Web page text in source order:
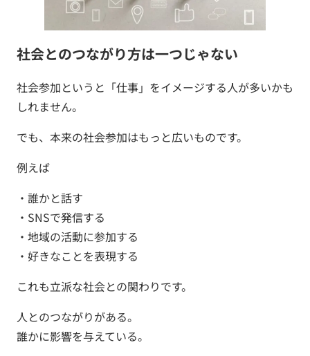
社会とのつながり方は一つじゃない
社会参加というと「仕事」をイメージする人が多いかも
しれません。
でも、本来の社会参加はもっと広いものです。
例えば
・誰かと話す
・SNSで発信する
・地域の活動に参加する
・好きなことを表現する
これも立派な社会との関わりです。
人とのつながりがある。
誰かに影響を与えている。